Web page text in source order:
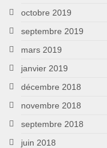
octobre 2019
septembre 2019
mars 2019
janvier 2019
décembre 2018
novembre 2018
septembre 2018
juin 2018